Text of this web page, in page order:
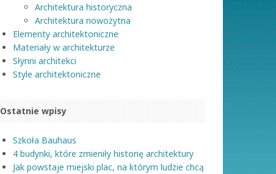
Architektura historyczna
Architektura nowożytna
Elementy architektoniczne
Materiały w architekturze
Słynni architekci
Style architektoniczne
Ostatnie wpisy
Szkoła Bauhaus
4 budynki, które zmieniły historię architektury
Jak powstaje miejski plac, na którym ludzie chcą